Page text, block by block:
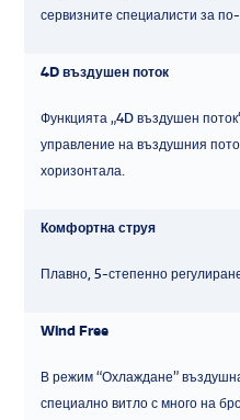
сервизните специалисти за
4D въздушен поток
Функцията „4D въздушен
управление на въздушния
хоризонтала.
Комфортна струя
Плавно, 5-степенно
Wind Free
В режим “Охлаждане”
специално витло с много на